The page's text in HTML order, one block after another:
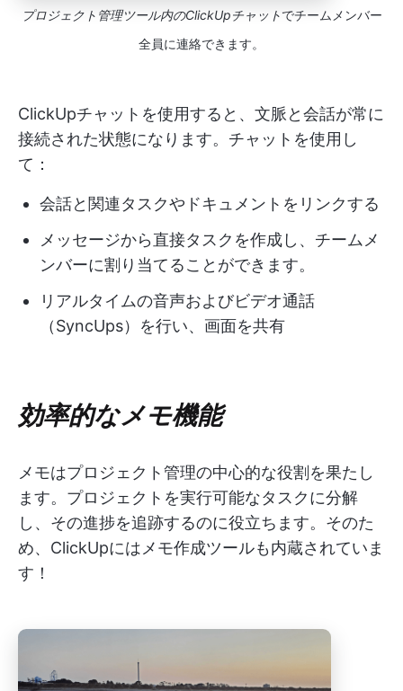
プロジェクト管理ツール内のClickUpチャットでチームメンバー
全員に連絡できます。
ClickUpチャットを使用すると、文脈と会話が常に
接続された状態になります。チャットを使用し
て：
会話と関連タスクやドキュメントをリンクする
メッセージから直接タスクを作成し、チームメ
ンバーに割り当てることができます。
リアルタイムの音声およびビデオ通話
（SyncUps）を行い、画面を共有
効率的なメモ機能
メモはプロジェクト管理の中心的な役割を果たし
ます。プロジェクトを実行可能なタスクに分解
し、その進捗を追跡するのに役立ちます。そのた
め、ClickUpにはメモ作成ツールも内蔵されていま
す！